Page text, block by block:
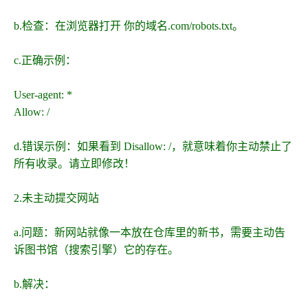
b.检查：在浏览器打开 你的域名.com/robots.txt。
c.正确示例：
User-agent: *
Allow: /
d.错误示例：如果看到 Disallow: /，就意味着你主动禁止了
所有收录。请立即修改！
2.未主动提交网站
a.问题：新网站就像一本放在仓库里的新书，需要主动告
诉图书馆（搜索引擎）它的存在。
b.解决：